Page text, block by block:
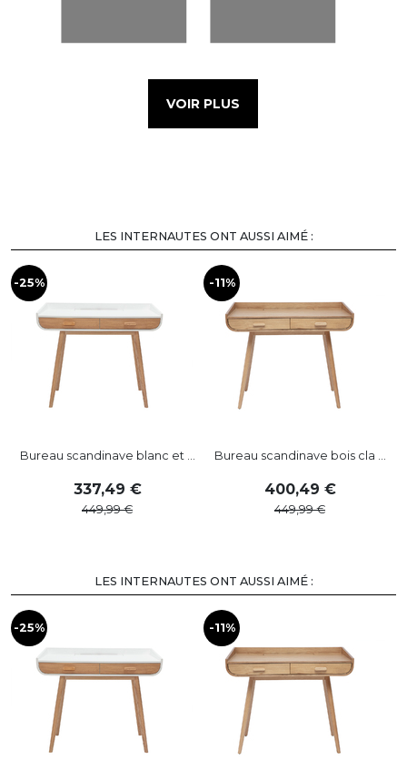
VOIR PLUS
LES INTERNAUTES ONT AUSSI AIMÉ :
-25%
Bureau scandinave blanc et ...
337,49
449,99
-11%
Bureau scandinave bois cla ...
400,49
449,99
LES INTERNAUTES ONT AUSSI AIMÉ :
-25% -11%